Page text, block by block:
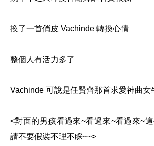
換了一首俏皮 Vachinde 轉換心情
整個人有活力多了
Vachinde 可說是任賢齊那首求愛神曲女
<對面的男孩看過來~看過來~看過來~
請不要假裝不理不睬~~>